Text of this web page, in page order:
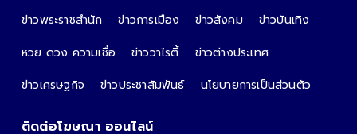
ข่าวพระราชสำนัก ข่าวการเมือง ข่าวสังคม
ข่าวบันเทิง
หวย ดวง ความเชื่อ
ข่าววาไรตี้
ข่าวต่างประเทศ
ข่าวเศรษฐกิจ
ข่าวประชาสัมพันธ์ นโยบายการเป็นส่วนตัว
ติดต่อโฆษณา ออนไลน์